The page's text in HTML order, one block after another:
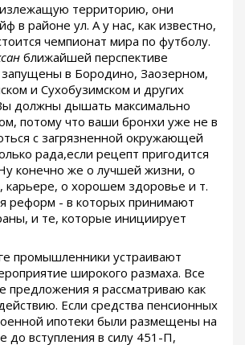
территорию, они
в районе ул. А у нас, как известно,
чемпионат мира по футболу.
ближайшей перспективе
в Бородино, Заозерном,
и Сухобузимском и других
должны дышать максимально
потому что ваши бронхи уже не в
с загрязненной окружающей
рада,если рецепт пригодится
конечно же о лучшей жизни, о
карьере, о хорошем здоровье и т.
реформ - в которых принимают
и те, которые инициирует
промышленники устраивают
широкого размаха. Все
предложения я рассматриваю как
Если средства пенсионных
ипотеки были размещены на
до вступления в силу 451-П,